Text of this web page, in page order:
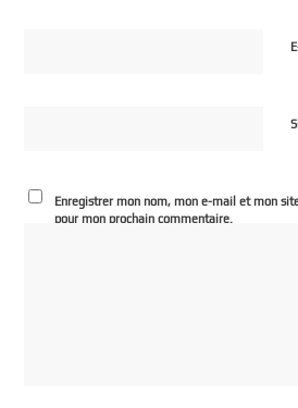
Enregistrer mon nom, mon e-mail et mon
pour mon prochain commentaire.